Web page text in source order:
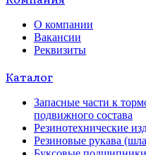
О компании
Вакансии
Реквизиты
Каталог
Запасные части к
подвижного состава
Резинотехнические
Резиновые рукава